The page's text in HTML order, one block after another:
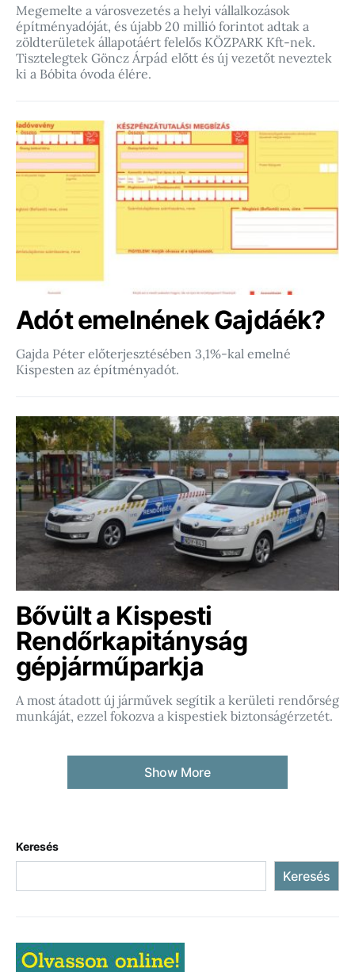
Megemelte a városvezetés a helyi vállalkozások
építményadóját, és újabb 20 millió forintot adtak a
zöldterületek állapotáért felelős KÖZPARK Kft-nek.
Tisztelegtek Göncz Árpád előtt és új vezetőt neveztek
ki a Bóbita óvoda élére.
Adót emelnének Gajdáék?
Gajda Péter előterjesztésében 3,1%-kal emelné
Kispesten az építményadót.
Bővült a Kispesti
Rendőrkapitányság
gépjárműparkja
A most átadott új járművek segítik a kerületi rendőrség
munkáját, ezzel fokozva a kispestiek biztonságérzetét.
Show More
Keresés
Keresés